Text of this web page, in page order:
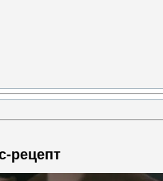
рецепт